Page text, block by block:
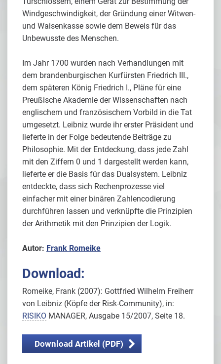
Windgeschwindigkeit, der Gründung einer Witwen-
und Waisenkasse sowie dem Beweis für das
Unbewusste des Menschen.
Im Jahr 1700 wurden nach Verhandlungen mit
dem brandenburgischen Kurfürsten Friedrich III.,
dem späteren König Friedrich I., Pläne für eine
Preußische Akademie der Wissenschaften nach
englischem und französischem Vorbild in die Tat
umgesetzt. Leibniz wurde ihr erster Präsident und
lieferte in der Folge bedeutende Beiträge zu
Philosophie. Mit der Entdeckung, dass jede Zahl
mit den Ziffern 0 und 1 dargestellt werden kann,
lieferte er die Basis für das Dualsystem. Leibniz
entdeckte, dass sich Rechenprozesse viel
einfacher mit einer binären Zahlencodierung
durchführen lassen und verknüpfte die Prinzipien
der Arithmetik mit den Prinzipien der Logik.
Autor: Frank Romeike
Download:
Romeike, Frank (2007): Gottfried Wilhelm Freiherr
von Leibniz (Köpfe der Risk-Community), in:
RISIKO MANAGER, Ausgabe 15/2007, Seite 18.
Download Artikel (PDF)